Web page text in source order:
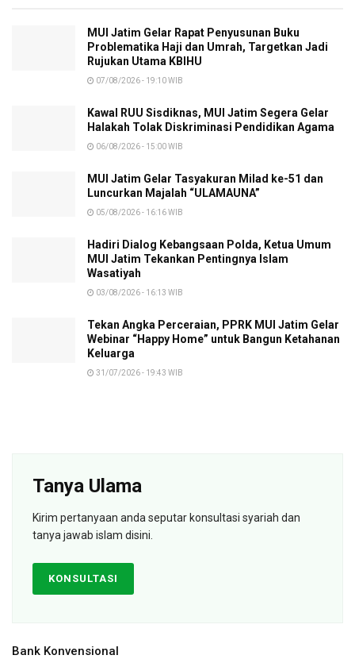
MUI Jatim Gelar Rapat Penyusunan Buku
Problematika Haji dan Umrah, Targetkan Jadi
Rujukan Utama KBIHU
07/08/2026 - 19:10 WIB
Kawal RUU Sisdiknas, MUI Jatim Segera Gelar
Halakah Tolak Diskriminasi Pendidikan Agama
06/08/2026 - 15:00 WIB
MUI Jatim Gelar Tasyakuran Milad ke-51 dan
Luncurkan Majalah “ULAMAUNA”
05/08/2026 - 16:16 WIB
Hadiri Dialog Kebangsaan Polda, Ketua Umum
MUI Jatim Tekankan Pentingnya Islam
Wasatiyah
03/08/2026 - 16:13 WIB
Tekan Angka Perceraian, PPRK MUI Jatim Gelar
Webinar “Happy Home” untuk Bangun Ketahanan
Keluarga
31/07/2026 - 19:43 WIB
Tanya Ulama
Kirim pertanyaan anda seputar konsultasi syariah dan
tanya jawab islam disini.
KONSULTASI
Bank Konvensional